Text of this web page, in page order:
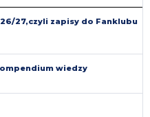
27,czyli zapisy do Fanklubu
wiedzy